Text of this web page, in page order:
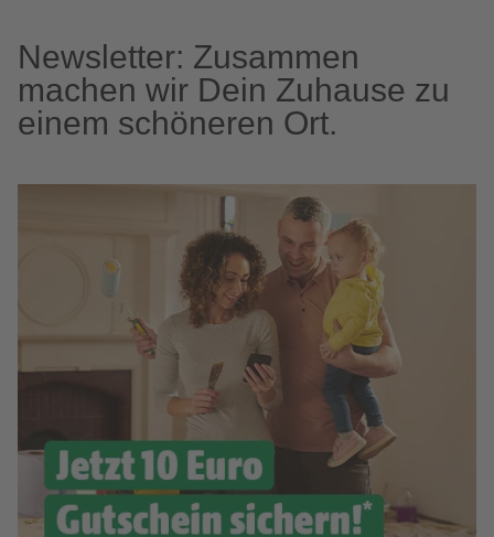
Newsletter: Zusammen
machen wir Dein Zuhause zu
einem schöneren Ort.